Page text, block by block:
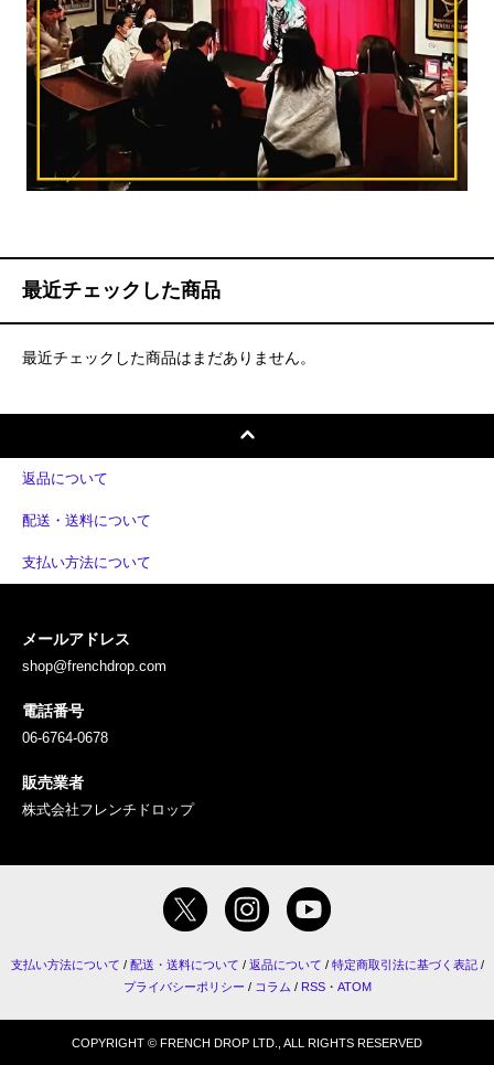
最近チェックした商品
最近チェックした商品はまだありません。
返品について
配送・送料について
支払い方法について
メールアドレス
shop@frenchdrop.com
電話番号
06-6764-0678
販売業者
株式会社フレンチドロップ
支払い方法について / 配送・送料について / 返品について / 特定商取引法に基づく表記/
プライバシーポリシー / コラム / RSS・ ATOM
COPYRIGHT © FRENCH DROP LTD., ALL RIGHTS RESERVED